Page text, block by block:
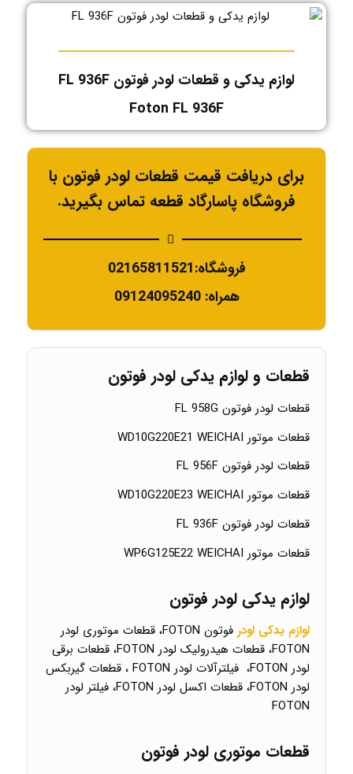
لوازم یدکی و قطعات لودر فوتون FL 936F
Foton FL 936F
برای دریافت قیمت قطعات لودر فوتون با
فروشگاه پاسارگاد قطعه تماس بگیرید.
فروشگاه:02165811521
همراه: 09124095240
قطعات و لوازم یدکی لودر فوتون
قطعات لودر فوتون FL 958G
قطعات موتور WD10G220E21 WEICHAI
قطعات لودر فوتون FL 956F
قطعات موتور WD10G220E23 WEICHAI
قطعات لودر فوتون FL 936F
قطعات موتور WP6G125E22 WEICHAI
لوازم یدکی لودر فوتون
لوازم یدکی لودر
فوتون FOTON، قطعات موتوری لودر
FOTON، قطعات هیدرولیک لودر FOTON، قطعات برقی
لودر FOTON، فیلترآلات لودر FOTON ، قطعات گیربکس
لودر FOTON، قطعات اکسل لودر FOTON، فیلتر لودر
FOTON
قطعات موتوری لودر فوتون